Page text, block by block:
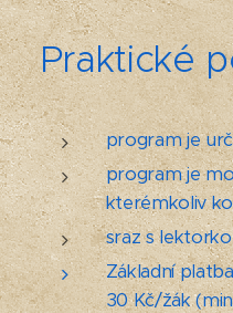
Praktické
program je
program je
kterémkoliv
sraz s
Základní
30 Kč/žák